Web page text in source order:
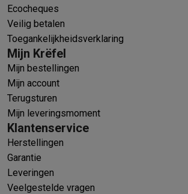
Ecocheques
Veilig betalen
Toegankelijkheidsverklaring
Mijn Krëfel
Mijn bestellingen
Mijn account
Terugsturen
Mijn leveringsmoment
Klantenservice
Herstellingen
Garantie
Leveringen
Veelgestelde vragen